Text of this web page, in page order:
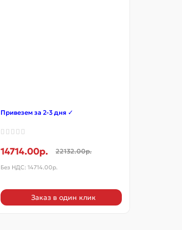
Привезем за 2-3 дня ✓
14714.00р. 22132.00р.
Без НДС: 14714.00р.
Заказ в один клик